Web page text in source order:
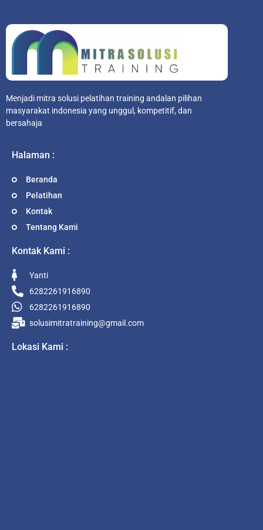
Menjadi mitra solusi pelatihan training andalan pilihan
masyarakat indonesia yang unggul, kompetitif, dan
bersahaja
Halaman :
Beranda
Pelatihan
Kontak
Tentang Kami
Kontak Kami :
Yanti
6282261916890
6282261916890
solusimitratraining@gmail.com
Lokasi Kami :